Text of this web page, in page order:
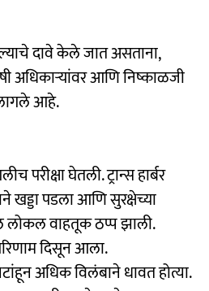
दावे केले जात असताना,
अधिकाऱ्यांवर आणि निष्काळजी
लागले आहे.
परीक्षा घेतली. ट्रान्स हार्बर
खड्डा पडला आणि सुरक्षेच्या
लोकल वाहतूक ठप्प झाली.
दिसून आला.
अधिक विलंबाने धावत होत्या.